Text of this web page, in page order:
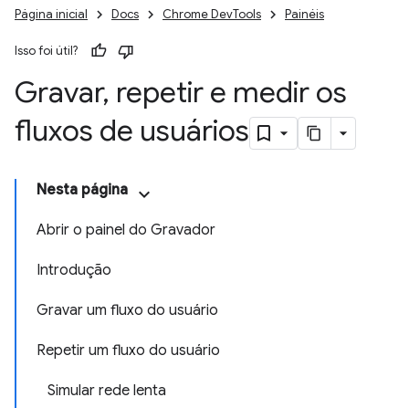
Página inicial Docs Chrome DevTools Painéis
Isso foi útil?
Gravar, repetir e medir os
fluxos de usuários
Nesta página
Abrir o painel do Gravador
Introdução
Gravar um fluxo do usuário
Repetir um fluxo do usuário
Simular rede lenta